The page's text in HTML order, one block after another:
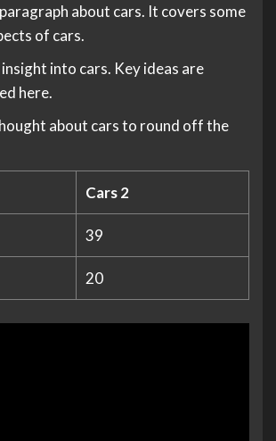
about cars. It covers some
of cars.
into cars. Key ideas are
here.
about cars to round off the
Cars 2
39
20